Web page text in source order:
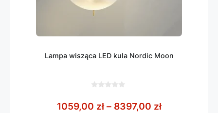
Lampa wisząca LED kula Nordic Moon
5
1059,00 zł – 8397,00 złZakres cen: